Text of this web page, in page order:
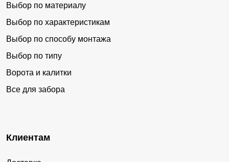
Выбор по материалу
Выбор по характеристикам
Выбор по способу монтажа
Выбор по типу
Ворота и калитки
Все для забора
Клиентам